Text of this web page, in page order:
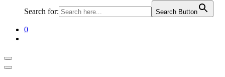
Search for: Search Button
0